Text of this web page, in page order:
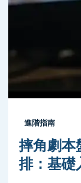
進階指南
摔角劇本
排：基礎